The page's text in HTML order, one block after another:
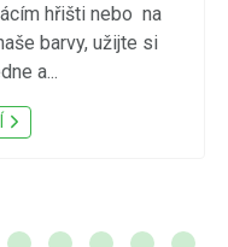
hřišti nebo na
barvy, užijte si
a...